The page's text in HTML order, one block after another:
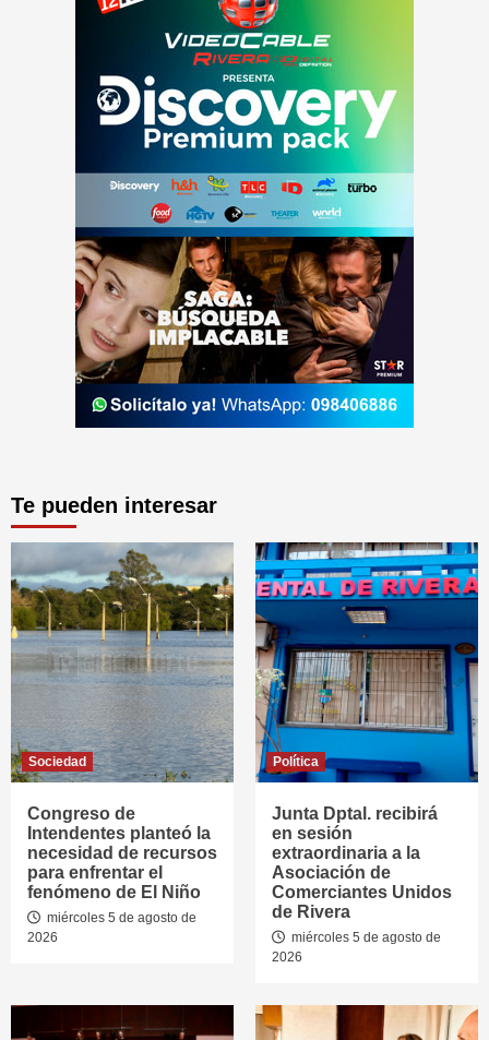
Te pueden interesar
Sociedad
Congreso de
Intendentes planteó la
necesidad de recursos
para enfrentar el
fenómeno de El Niño
miércoles 5 de agosto de
2026
Política
Junta Dptal. recibirá
en sesión
extraordinaria a la
Asociación de
Comerciantes Unidos
de Rivera
miércoles 5 de agosto de
2026